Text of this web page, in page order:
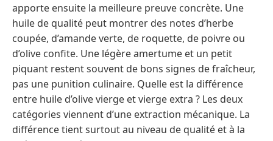
apporte ensuite la meilleure preuve concrète. Une
huile de qualité peut montrer des notes d’herbe
coupée, d’amande verte, de roquette, de poivre ou
d’olive confite. Une légère amertume et un petit
piquant restent souvent de bons signes de fraîcheur,
pas une punition culinaire. Quelle est la différence
entre huile d’olive vierge et vierge extra ? Les deux
catégories viennent d’une extraction mécanique. La
différence tient surtout au niveau de qualité et à la